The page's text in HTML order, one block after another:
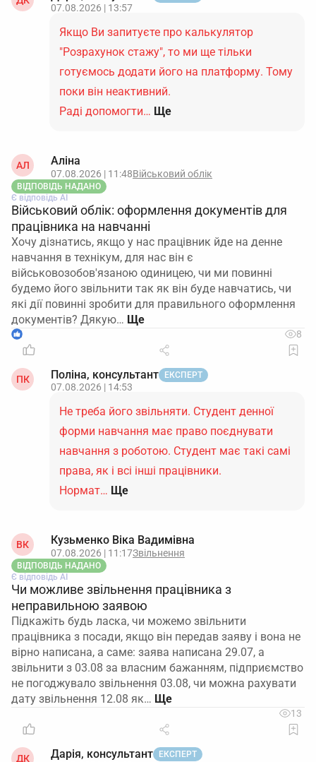
07.08.2026 | 13:57
Якщо Ви запитуєте про калькулятор
"Розрахунок стажу", то ми ще тільки
готуємось додати його на платформу. Тому
поки він неактивний.
Раді допомогти… Ще
АЛ Аліна
07.08.2026 | 11:48Військовий облік
ВІДПОВІДЬ НАДАНО
Є відповідь АІ
Військовий облік: оформлення документів для
працівника на навчанні
Хочу дізнатись, якщо у нас працівник йде на денне
навчання в технікум, для нас він є
військовозобов'язаною одиницею, чи ми повинні
будемо його звільнити так як він буде навчатись, чи
які дії повинні зробити для правильного оформлення
документів? Дякую…
1 8
ПК Поліна, консультант ЕКСПЕРТ
07.08.2026 | 14:53
Не треба його звільняти. Студент денної
форми навчання має право поєднувати
навчання з роботою. Студент має такі самі
права, як і всі інші працівники.
Нормат… Ще
ВК Кузьменко Віка Вадимівна
07.08.2026 | 11:17Звільнення
ВІДПОВІДЬ НАДАНО
Є відповідь АІ
Чи можливе звільнення працівника з
неправильною заявою
Підкажіть будь ласка, чи можемо звільнити
працівника з посади, якщо він передав заяву і вона не
вірно написана, а саме: заява написана 29.07, а
звільнити з 03.08 за власним бажанням, підприємство
не погоджувало звільнення 03.08, чи можна рахувати
дату звільнення 12.08 як…
13
ДК Дарія, консультант ЕКСПЕРТ